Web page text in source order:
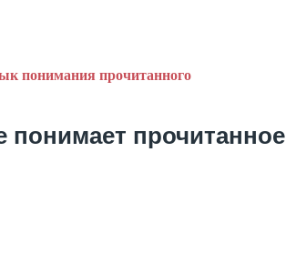
понимания прочитанного
понимает прочитанное